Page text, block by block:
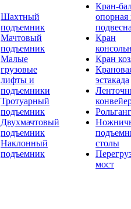
Шахтный
подъемник
Мачтовый
подъемник
Малые
грузовые
лифты и
подъемники
Тротуарный
подъемник
Двухмачтовый
подъемник
Наклонный
подъемник
Кран-
опорная
Кран
Кран
эстакада
столы
мост